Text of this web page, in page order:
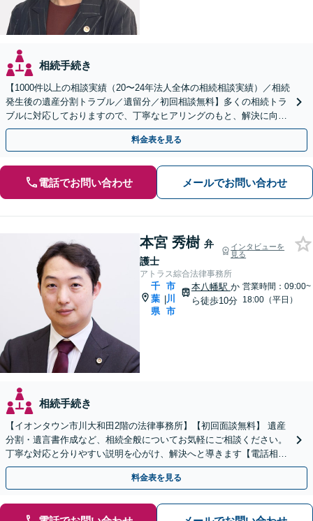
相続手続き
【1000件以上の相談実績（20〜24年法人全体の相続相談実績）／相続
発生後の遺産分割トラブル／遺留分／初回相談無料】多くの相続トラ
ブルに対応しておりますので、丁寧なヒアリングのもと、解決に向け
たアドバイス・ご提案をいたします。
料金表を見る
電話でお問い合わせ メールでお問い合わせ
本宮 秀樹 弁
護士
インタビューを
見る
アトラス綜合法律事務所
千
葉
県
|
市
川
市
本八幡駅 か
ら徒歩10分
営業時間：09:00~
18:00（平日）
相続手続き
【イオンタウン市川大和田2階の法律事務所】【初回面談無料】 遺産
分割・遺言書作成など、相続全般についてお気軽にご相談ください。
丁寧な対応と分りやすい説明を心がけ、解決へと導きます【電話相談
可】
料金表を見る